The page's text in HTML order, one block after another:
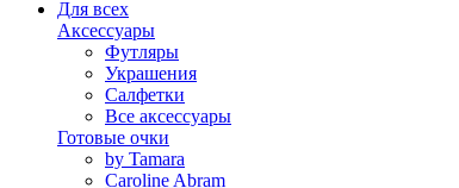
Для всех
Аксессуары
Футляры
Украшения
Салфетки
Все аксессуары
Готовые очки
by Tamara
Caroline Abram